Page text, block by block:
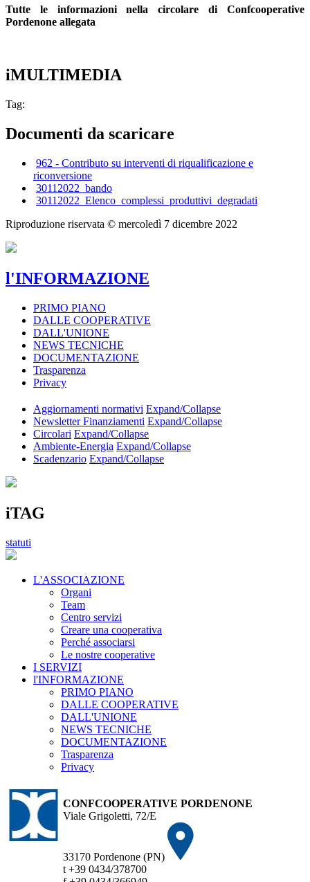
Tutte le informazioni nella circolare di Confcooperative
Pordenone allegata
iMULTIMEDIA
Tag:
Documenti da scaricare
962 - Contributo su interventi di riqualificazione e
riconversione
30112022_bando
30112022_Elenco_complessi_produttivi_degradati
Riproduzione riservata © mercoledì 7 dicembre 2022
l'INFORMAZIONE
PRIMO PIANO
DALLE COOPERATIVE
DALL'UNIONE
NEWS TECNICHE
DOCUMENTAZIONE
Trasparenza
Privacy
Aggiornamenti normativi Expand/Collapse
Newsletter Finanziamenti Expand/Collapse
Circolari Expand/Collapse
Ambiente-Energia Expand/Collapse
Scadenzario Expand/Collapse
iTAG
statuti
L'ASSOCIAZIONE
Organi
Team
Centro servizi
Creare una cooperativa
Perché associarsi
Le nostre cooperative
I SERVIZI
l'INFORMAZIONE
PRIMO PIANO
DALLE COOPERATIVE
DALL'UNIONE
NEWS TECNICHE
DOCUMENTAZIONE
Trasparenza
Privacy
CONFCOOPERATIVE PORDENONE
Viale Grigoletti, 72/E
33170 Pordenone (PN)
t +39 0434/378700